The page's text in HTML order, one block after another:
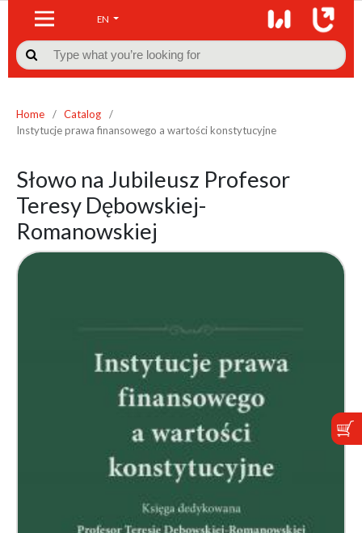
EN

Home / Catalog
/
Instytucje prawa finansowego a wartości konstytucyjne
Słowo na Jubileusz Profesor
Teresy Dębowskiej-
Romanowskiej